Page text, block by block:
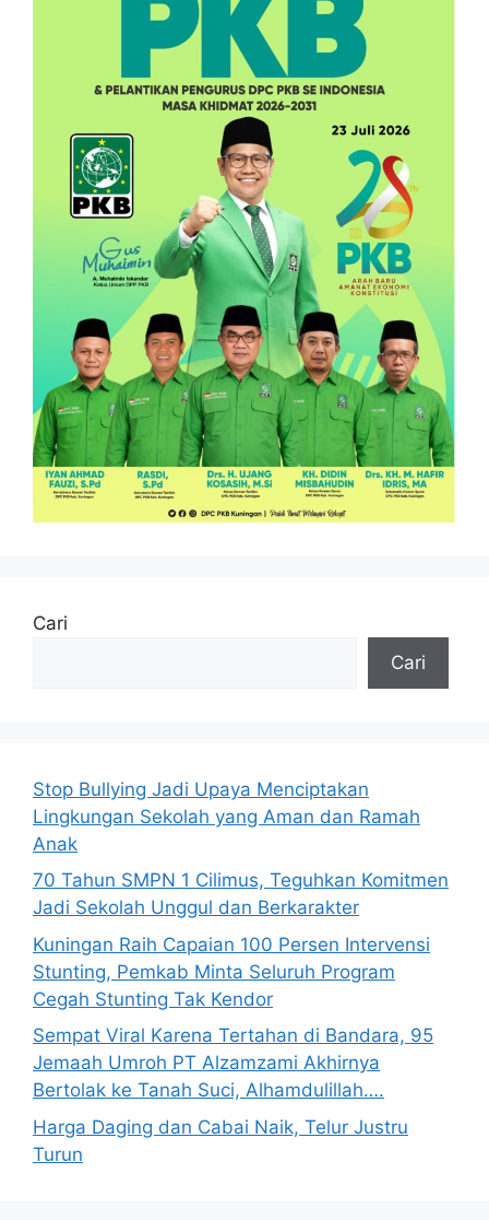
Cari
Cari
Stop Bullying Jadi Upaya Menciptakan
Lingkungan Sekolah yang Aman dan Ramah
Anak
70 Tahun SMPN 1 Cilimus, Teguhkan Komitmen
Jadi Sekolah Unggul dan Berkarakter
Kuningan Raih Capaian 100 Persen Intervensi
Stunting, Pemkab Minta Seluruh Program
Cegah Stunting Tak Kendor
Sempat Viral Karena Tertahan di Bandara, 95
Jemaah Umroh PT Alzamzami Akhirnya
Bertolak ke Tanah Suci, Alhamdulillah….
Harga Daging dan Cabai Naik, Telur Justru
Turun